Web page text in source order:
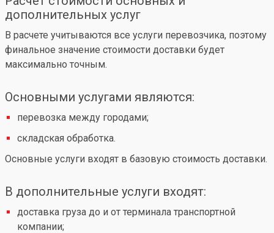
дополнительных услуг
В расчете учитываются все услуги перевозчика, поэтому
финальное значение стоимости доставки будет
максимально точным.
Основными услугами являются:
перевозка между городами;
складская обработка.
Основные услуги входят в базовую стоимость доставки.
В дополнительные услуги входят:
доставка груза до и от терминала транспортной
компании;